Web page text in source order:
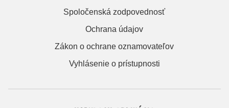
Spoločenská zodpovednosť
Ochrana údajov
Zákon o ochrane oznamovateľov
Vyhlásenie o prístupnosti